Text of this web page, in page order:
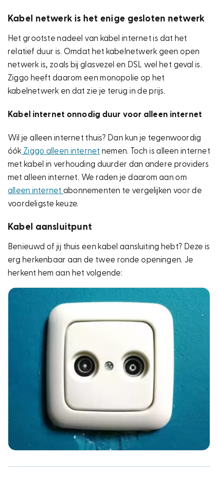
Kabel netwerk is het enige gesloten netwerk
Het grootste nadeel van kabel internet is dat het
relatief duur is. Omdat het kabelnetwerk geen open
netwerk is, zoals bij glasvezel en DSL wel het geval is.
Ziggo heeft daarom een monopolie op het
kabelnetwerk en dat zie je terug in de prijs.
Kabel internet onnodig duur voor alleen internet
Wil je alleen internet thuis? Dan kun je tegenwoordig
óók Ziggo alleen internet nemen. Toch is alleen internet
met kabel in verhouding duurder dan andere providers
met alleen internet. We raden je daarom aan om
alleen internetabonnementen te vergelijken voor de
voordeligste keuze.
Kabel aansluitpunt
Benieuwd of jij thuis een kabel aansluiting hebt? Deze is
erg herkenbaar aan de twee ronde openingen. Je
herkent hem aan het volgende: